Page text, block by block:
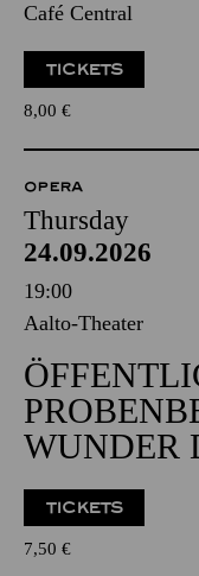
Café Central
TICKETS
8,00 €
OPERA
Thursday
24.09.2026
19:00
Aalto-Theater
WUNDER
TICKETS
7,50 €